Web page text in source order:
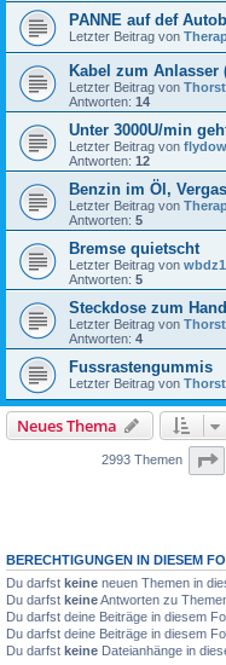
PANNE auf def
Letzter Beitrag von
Kabel zum Anlasser
Letzter Beitrag von
Antworten: 14
Unter 3000U/min
Letzter Beitrag von
Antworten: 12
Benzin im Öl,
Letzter Beitrag von
Antworten: 5
Bremse quietscht
Letzter Beitrag von
Antworten: 5
Steckdose zum
Letzter Beitrag von
Antworten: 4
Fussrastengummis
Letzter Beitrag von
Neues Thema
2993 Themen
BERECHTIGUNGEN IN DIESEM
Du darfst keine neuen Themen in
Du darfst keineAntworten zu
Du darfst deine Beiträge in diesem
Du darfst deine Beiträge in diesem
Du darfst keine Dateianhänge in